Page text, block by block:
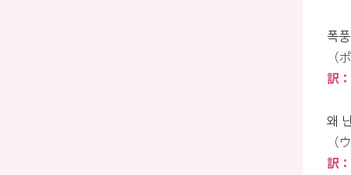
폭
（
訳
왜
（
訳